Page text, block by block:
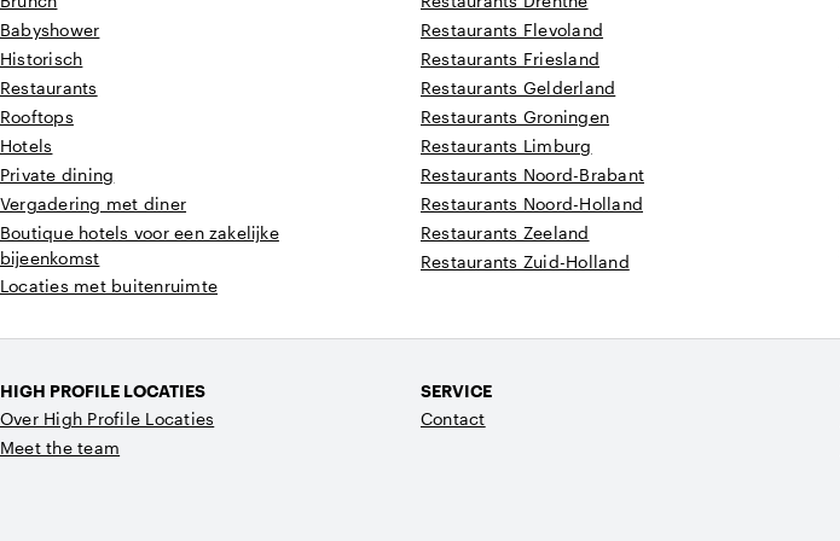
Babyshower
Historisch
Restaurants
Rooftops
Hotels
Private dining
Vergadering met diner
Boutique hotels voor een zakelijke
bijeenkomst
Locaties met buitenruimte
Restaurants Flevoland
Restaurants Friesland
Restaurants Gelderland
Restaurants Groningen
Restaurants Limburg
Restaurants Noord-Brabant
Restaurants Noord-Holland
Restaurants Zeeland
Restaurants Zuid-Holland
HIGH PROFILE LOCATIES
Over High Profile Locaties
Meet the team
SERVICE
Contact